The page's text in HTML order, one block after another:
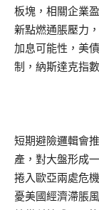
板塊，相關企業
新點燃通脹壓力
加息可能性，美
制，納斯達克指
短期避險邏輯會
產，對大盤形成
捲入歐亞兩處危
憂美國經濟滯脹